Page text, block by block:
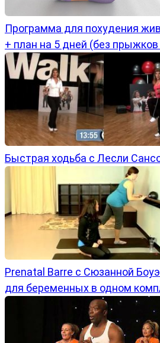
Программа для похудения
+ план на 5 дней (без
Быстрая ходьба с Лесли
Prenatal Barre с Сюзанной
для беременных в одном